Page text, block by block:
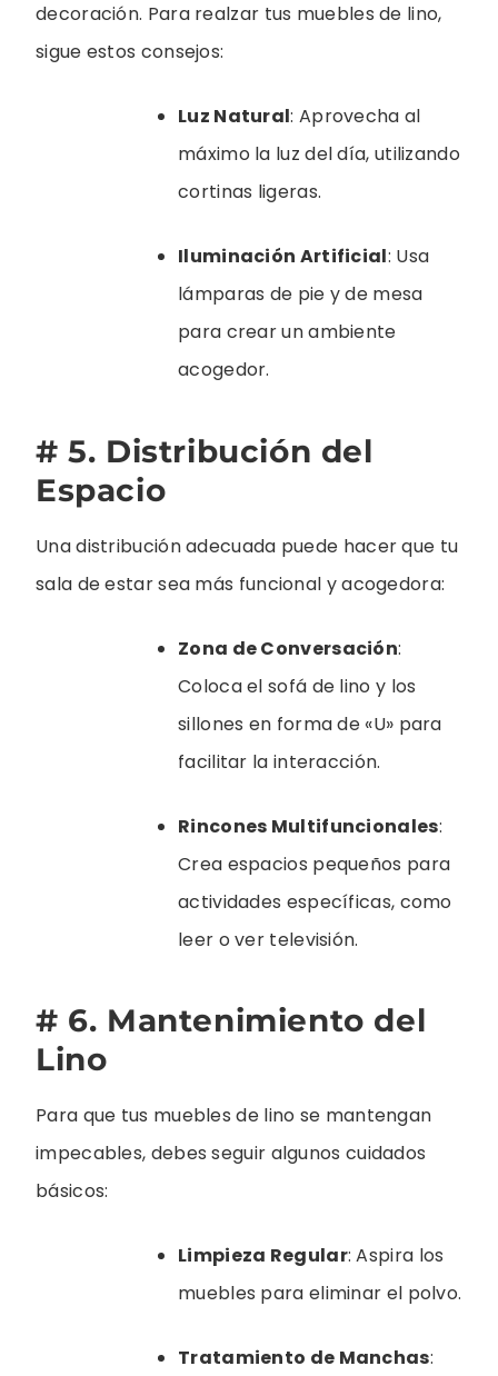
decoración. Para realzar tus muebles de lino,
sigue estos consejos:
Luz Natural: Aprovecha al
máximo la luz del día, utilizando
cortinas ligeras.
Iluminación Artificial: Usa
lámparas de pie y de mesa
para crear un ambiente
acogedor.
# 5. Distribución del
Espacio
Una distribución adecuada puede hacer que tu
sala de estar sea más funcional y acogedora:
Zona de Conversación:
Coloca el sofá de lino y los
sillones en forma de «U» para
facilitar la interacción.
Rincones Multifuncionales:
Crea espacios pequeños para
actividades específicas, como
leer o ver televisión.
# 6. Mantenimiento del
Lino
Para que tus muebles de lino se mantengan
impecables, debes seguir algunos cuidados
básicos:
Limpieza Regular: Aspira los
muebles para eliminar el polvo.
Tratamiento de Manchas: